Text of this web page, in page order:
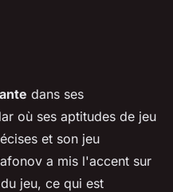
dans ses
où ses aptitudes de jeu
et son jeu
a mis l'accent sur
jeu, ce qui est